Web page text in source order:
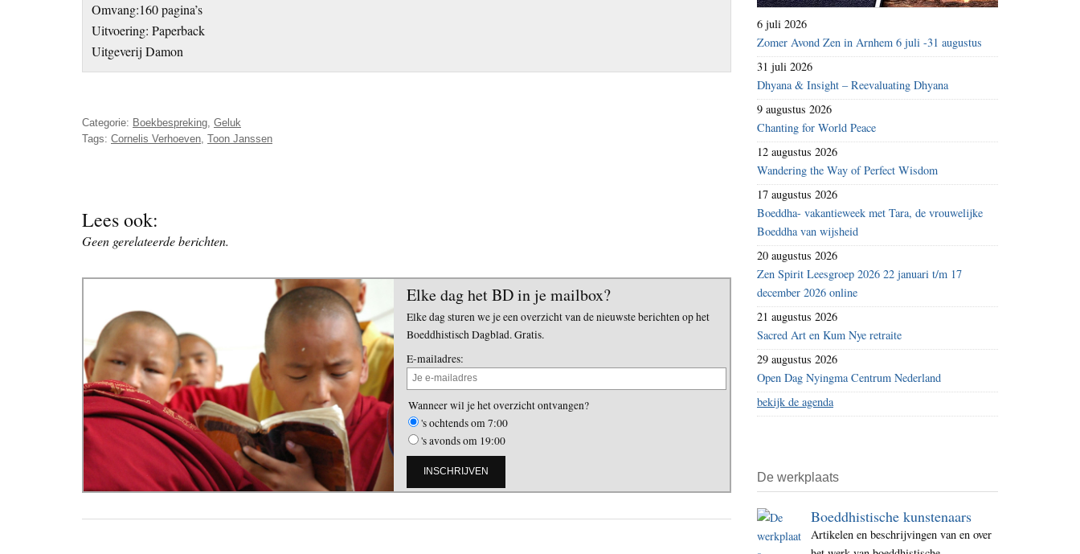
Omvang:160 pagina’s
Uitvoering: Paperback
Uitgeverij Damon
Categorie: Boekbespreking Geluk
Tags: Cornelis Verhoeven Toon Janssen
Lees ook:
Geen gerelateerde berichten.
Elke dag het BD in je mailbox?
Elke dag sturen we je een overzicht van de nieuwste berichten op het
Boeddhistisch Dagblad. Gratis.
E-mailadres:
Wanneer wil je het overzicht ontvangen?
's ochtends om 7:00
's avonds om 19:00
6 juli 2026
Zomer Avond Zen in Arnhem 6 juli -31 augustus
31 juli 2026
Dhyana & Insight – Reevaluating Dhyana
9 augustus 2026
Chanting for World Peace
12 augustus 2026
Wandering the Way of Perfect Wisdom
17 augustus 2026
Boeddha- vakantieweek met Tara, de vrouwelijke
Boeddha van wijsheid
20 augustus 2026
Zen Spirit Leesgroep 2026 22 januari t/m 17
december 2026 online
21 augustus 2026
Sacred Art en Kum Nye retraite
29 augustus 2026
Open Dag Nyingma Centrum Nederland
bekijk de agenda
De werkplaats
Boeddhistische kunstenaars
Artikelen en beschrijvingen van en over